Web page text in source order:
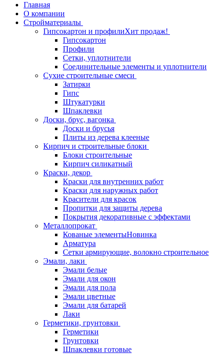
Главная
О компании
Стройматериалы
Гипсокартон и профилиХит продаж!
Гипсокартон
Профили
Сетки, уплотнители
Соединительные элементы и уплотнители
Сухие строительные смеси
Затирки
Гипс
Штукатурки
Шпаклевки
Доски, брус, вагонка
Доски и брусья
Плиты из дерева клееные
Кирпич и строительные блоки
Блоки строительные
Кирпич силикатный
Краски, декор
Краски для внутренних работ
Краски для наружных работ
Красители для красок
Пропитки для защиты дерева
Покрытия декоративные с эффектами
Металлопрокат
Кованые элементыНовинка
Арматура
Сетки армирующие, волокно строительное
Эмали, лаки
Эмали белые
Эмали для окон
Эмали для пола
Эмали цветные
Эмали для батарей
Лаки
Герметики, грунтовки
Герметики
Грунтовки
Шпаклевки готовые